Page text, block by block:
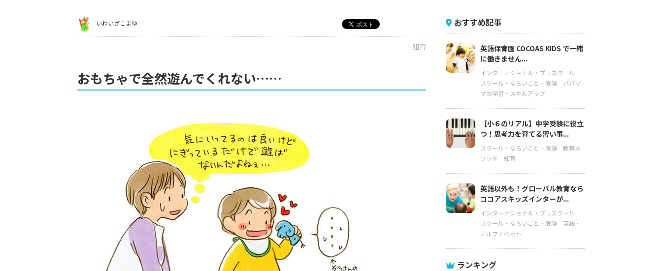
いわいざこまゆ
知育
おもちゃで全然遊んでくれない……
おすすめ記事
英語保育園 COCOAS KIDS で一緒
に働きません...
インターナショナル・プリスクール
スクール・ならいごと・受験
パパマ
マの学習・スキルアップ
【小６のリアル】中学受験に役立
つ！思考力を育てる習い事...
スクール・ならいごと・受験
教育メ
ソッド
知育
英語以外も！グローバル教育なら
ココアスキッズインターが...
インターナショナル・プリスクール
スクール・ならいごと・受験
英語・
アルファベット
ランキング